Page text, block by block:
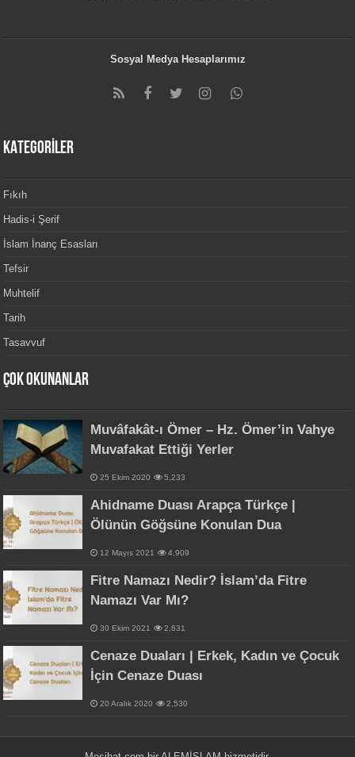
Sosyal Medya Hesaplarımız
KATEGORİLER
Fıkıh
Hadis-i Şerif
İslam İnanç Esasları
Tefsir
Muhtelif
Tarih
Tasavvuf
Çok Okunanlar
Muvâfakât-ı Ömer – Hz. Ömer’in Vahye
Muvafakat Ettiği Yerler
25 Ekim 2020 5,233
Ahidname Duası Arapça Türkçe |
Ölünün Göğsüne Konulan Dua
12 Mayıs 2021 4,909
Fitre Namazı Nedir? İslam’da Fitre
Namazı Var Mı?
30 Ekim 2021 2,631
Cenaze Duaları | Erkek, Kadın ve Çocuk
İçin Cenaze Duası
20 Aralık 2020 2,530